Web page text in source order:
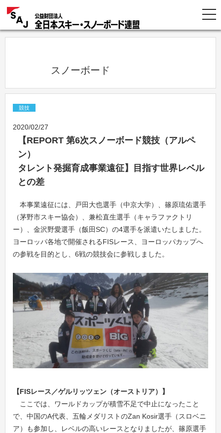
            スノーボード
競技
2020/02/27
【REPORT 第6次スノーボード競技（アルペ
ン）
タレント発掘育成事業遠征】目指す世界レベル
との差
本事業遠征には、戸田大也選手（中京大学）、篠原琉佑選手
（茅野市スキー協会）、兼松直生選手（キャラファクトリ
ー）、金沢野愛選手（飯田SC）の4選手を派遣いたしました。
ヨーロッパ各地で開催されるFISレース、ヨーロッパカップへ
の参戦を目的とし、6戦の競技会に参戦しました。
【FISレース／ゲルリッツェン（オーストリア）】
ここでは、ワールドカップが積雪不足で中止になったこと
で、中国のA代表、五輪メダリストのZan Kosir選手（スロベニ
ア）も参加し、レベルの高いレースとなりましたが、篠原選手